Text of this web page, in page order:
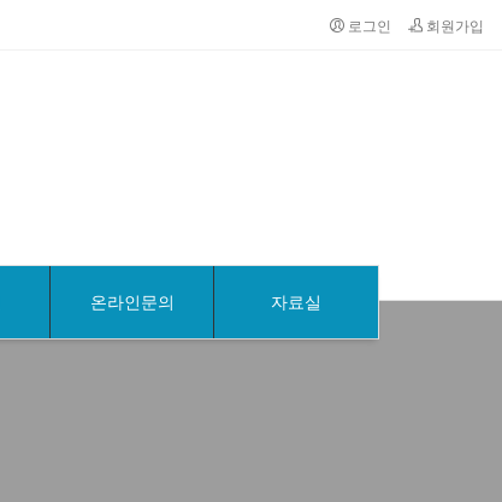
로그인 회원가입
온라인문의 자료실